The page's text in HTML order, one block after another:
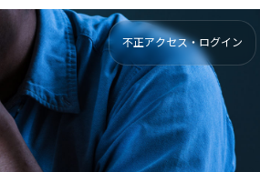
不正アクセス・ログイン